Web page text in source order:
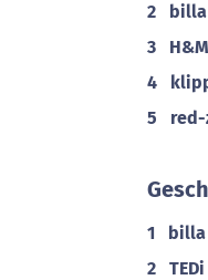
2 billa
3 H&M
4
5 red-
1 billa
2 TEDi